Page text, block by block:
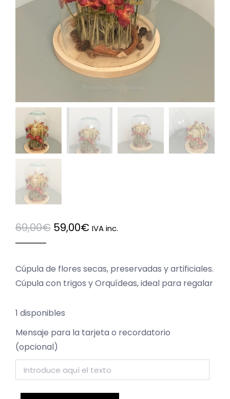
69,00€ El
era:
69,00€.
59,00€El
es:
59,00€.
IVA inc.
Cúpula de flores secas, preservadas y artificiales.
Cúpula con trigos y Orquídeas, ideal para regalar
1 disponibles
Mensaje para la tarjeta o recordatorio
(opcional)